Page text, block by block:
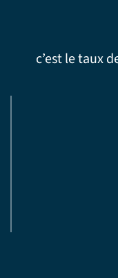
c’est le taux